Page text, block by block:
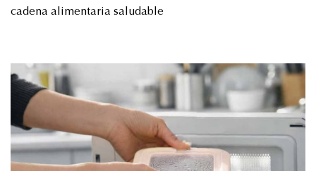
cadena alimentaria saludable